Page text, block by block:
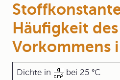
Häufigkeit des
Vorkommens
Dichte in bei 25 °C